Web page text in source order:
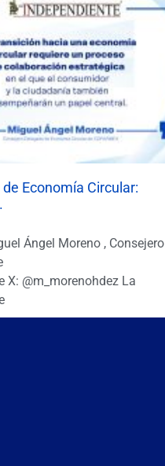
Economía Circular:
Ángel Moreno , Consejero
X: @m_morenohdez La